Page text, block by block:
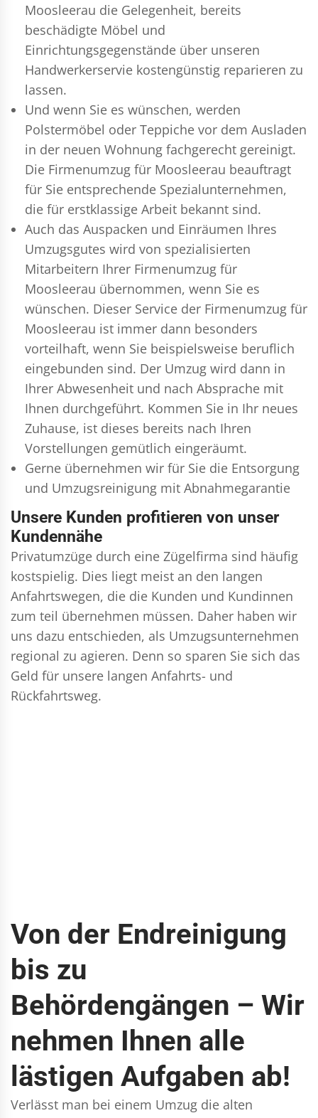
Moosleerau die Gelegenheit, bereits
beschädigte Möbel und
Einrichtungsgegenstände über unseren
Handwerkerservie kostengünstig reparieren zu
lassen.
Und wenn Sie es wünschen, werden
Polstermöbel oder Teppiche vor dem Ausladen
in der neuen Wohnung fachgerecht gereinigt.
Die Firmenumzug für Moosleerau beauftragt
für Sie entsprechende Spezialunternehmen,
die für erstklassige Arbeit bekannt sind.
Auch das Auspacken und Einräumen Ihres
Umzugsgutes wird von spezialisierten
Mitarbeitern Ihrer Firmenumzug für
Moosleerau übernommen, wenn Sie es
wünschen. Dieser Service der Firmenumzug für
Moosleerau ist immer dann besonders
vorteilhaft, wenn Sie beispielsweise beruflich
eingebunden sind. Der Umzug wird dann in
Ihrer Abwesenheit und nach Absprache mit
Ihnen durchgeführt. Kommen Sie in Ihr neues
Zuhause, ist dieses bereits nach Ihren
Vorstellungen gemütlich eingeräumt.
Gerne übernehmen wir für Sie die Entsorgung
und Umzugsreinigung mit Abnahmegarantie
Unsere Kunden profitieren von unser
Kundennähe
Privatumzüge durch eine Zügelfirma sind häufig
kostspielig. Dies liegt meist an den langen
Anfahrtswegen, die die Kunden und Kundinnen
zum teil übernehmen müssen. Daher haben wir
uns dazu entschieden, als Umzugsunternehmen
regional zu agieren. Denn so sparen Sie sich das
Geld für unsere langen Anfahrts- und
Rückfahrtsweg.
Von der Endreinigung
bis zu
Behördengängen – Wir
nehmen Ihnen alle
lästigen Aufgaben ab!
Verlässt man bei einem Umzug die alten